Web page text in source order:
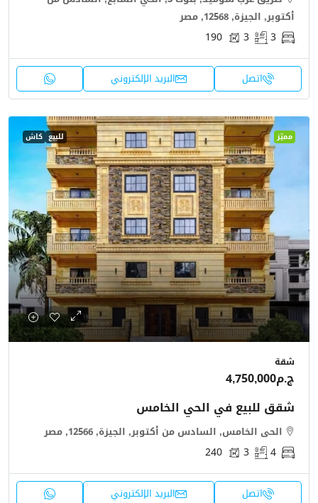
أكتوبر, الجيزة, 12568, مصر
3
3
190
اتصل البريد الإلكتروني
مميّز للبيع كاش
شقة
ج.م4,750,000
شقق للبيع في الحي الخامس
الحى الخامس, السادس من أكتوبر, الجيزة, 12566, مصر
4
3
240
اتصل البريد الإلكتروني